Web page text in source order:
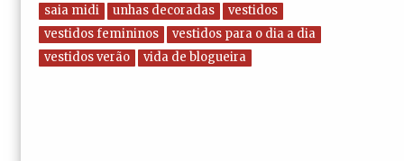
saia midi
unhas decoradas
vestidos
vestidos femininos
vestidos para o dia a dia
vestidos verão
vida de blogueira